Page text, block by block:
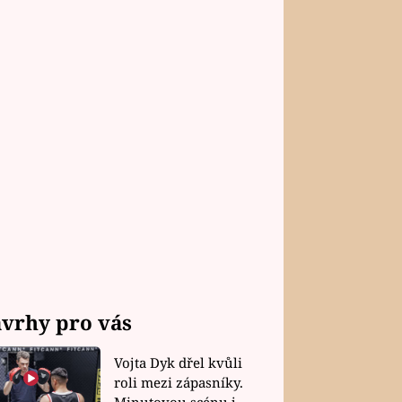
pro vás
Vojta Dyk dřel kvůli
roli mezi zápasníky.